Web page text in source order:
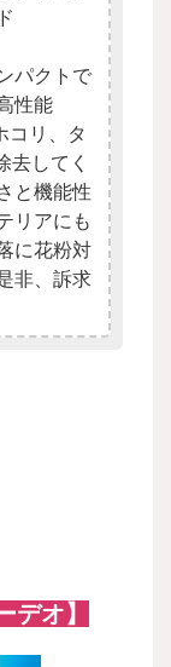
パクトで
性能
コリ、タ
去してく
と機能性
リアにも
に花粉対
非、訴求
オ】